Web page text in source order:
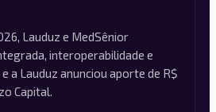
Lauduz e MedSênior
interoperabilidade e
a Lauduz anunciou aporte de R$
Capital.